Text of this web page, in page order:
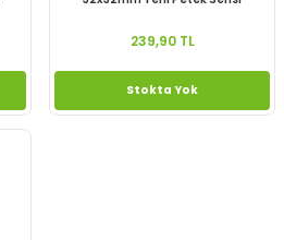
239,90 TL
Stokta Yok